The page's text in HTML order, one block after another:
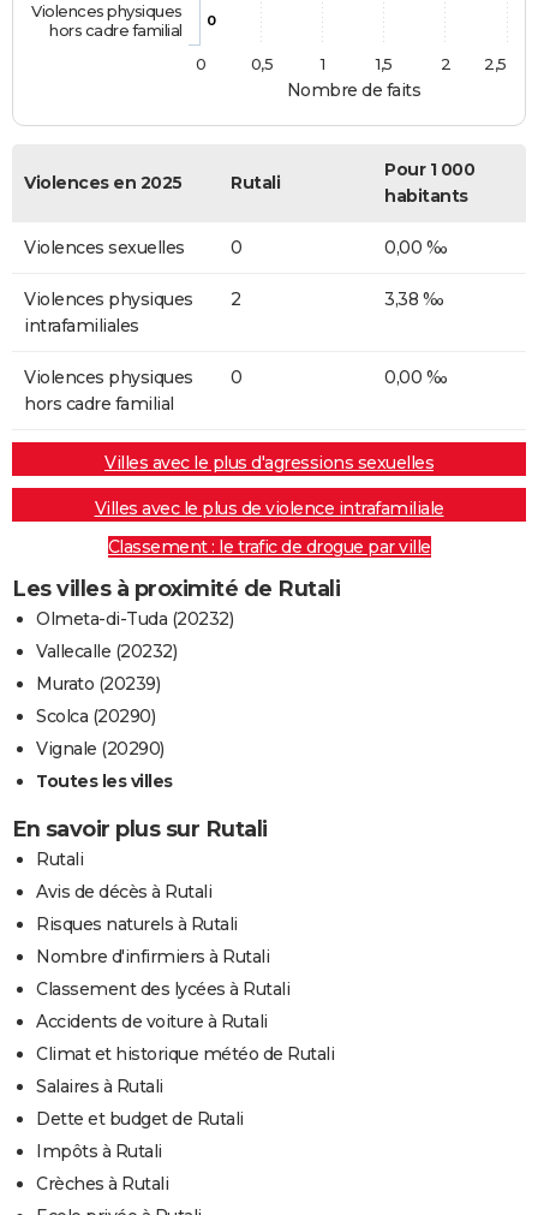
Nombre de faits
0
Violences physiques
hors cadre familial
0
0,5 1 1,5 2 2,5
Violences en 2025 Rutali
Pour 1 000
habitants
Violences sexuelles 0 0,00 ‰
Violences physiques
intrafamiliales
2 3,38 ‰
Violences physiques
hors cadre familial
0 0,00 ‰
Villes avec le plus d'agressions sexuelles
Villes avec le plus de violence intrafamiliale
Classement : le trafic de drogue par ville
Les villes à proximité de Rutali
Olmeta-di-Tuda (20232)
Vallecalle (20232)
Murato (20239)
Scolca (20290)
Vignale (20290)
Toutes les villes
En savoir plus sur Rutali
Rutali
Avis de décès à Rutali
Risques naturels à Rutali
Nombre d'infirmiers à Rutali
Classement des lycées à Rutali
Accidents de voiture à Rutali
Climat et historique météo de Rutali
Salaires à Rutali
Dette et budget de Rutali
Impôts à Rutali
Crèches à Rutali